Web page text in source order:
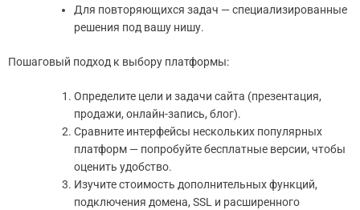
Для повторяющихся задач — специализированные
решения под вашу нишу.
Пошаговый подход к выбору платформы:
Определите цели и задачи сайта (презентация,
продажи, онлайн-запись, блог).
Сравните интерфейсы нескольких популярных
платформ — попробуйте бесплатные версии, чтобы
оценить удобство.
Изучите стоимость дополнительных функций,
подключения домена, SSL и расширенного